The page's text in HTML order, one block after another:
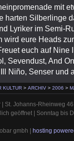
mit
harten Silberlinge
Lyriker im Semi-
wird eure Heads
euch auf Nine
Sevendust, And
Niño, Senser und
KULTUR > ARCHIV > 2006 >
| St. Johanns-Rheinweg
geöffnet | Sonntag bis
gmbh | hosting